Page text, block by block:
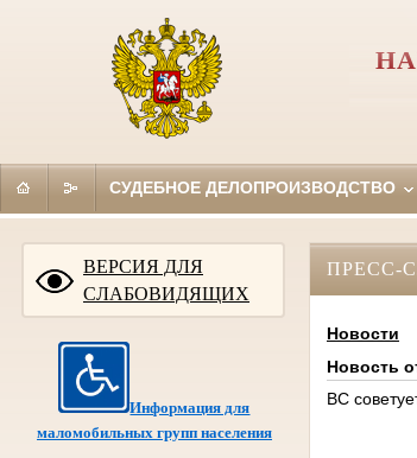
СУДЕБНОЕ ДЕЛОПРОИЗВОДСТВО
ВЕРСИЯ ДЛЯ
СЛАБОВИДЯЩИХ
Информация для
маломобильных групп населения
ПРЕСС-
Новости
Новость
ВС